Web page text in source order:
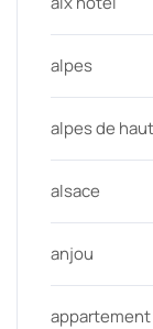
alpes
alpes de
alsace
anjou
appartement